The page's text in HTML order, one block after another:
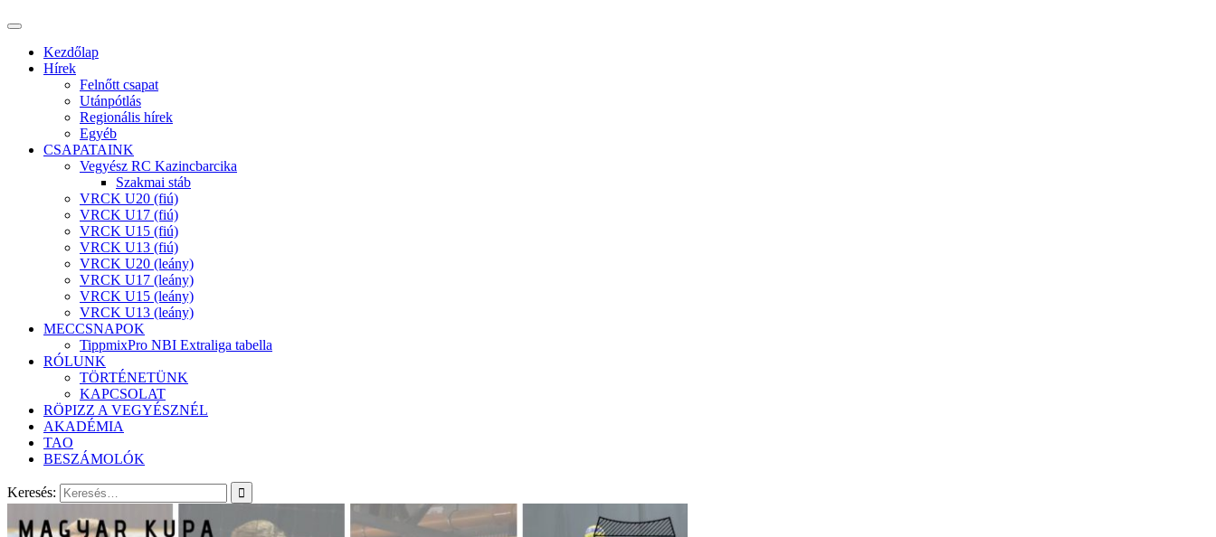
Kezdőlap
Hírek
Felnőtt csapat
Utánpótlás
Regionális hírek
Egyéb
CSAPATAINK
Vegyész RC Kazincbarcika
Szakmai stáb
VRCK U20 (fiú)
VRCK U17 (fiú)
VRCK U15 (fiú)
VRCK U13 (fiú)
VRCK U20 (leány)
VRCK U17 (leány)
VRCK U15 (leány)
VRCK U13 (leány)
MECCSNAPOK
TippmixPro NBI Extraliga tabella
RÓLUNK
TÖRTÉNETÜNK
KAPCSOLAT
RÖPIZZ A VEGYÉSZNÉL
AKADÉMIA
TAO
BESZÁMOLÓK
Keresés: